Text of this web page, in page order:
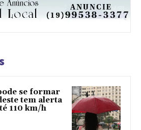
se formar
tem alerta
110 km/h